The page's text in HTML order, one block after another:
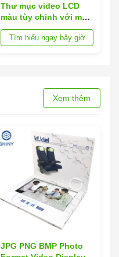
Thư mục video LCD
màu tùy chỉnh với màn
hình video HD và pin
lithium-ion sạc lại cho
Tìm hiểu ngay bây giờ
Xem thêm
JPG PNG BMP Photo